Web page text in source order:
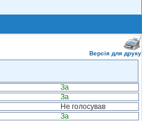
Версія для друку
За
За
Не голосував
За